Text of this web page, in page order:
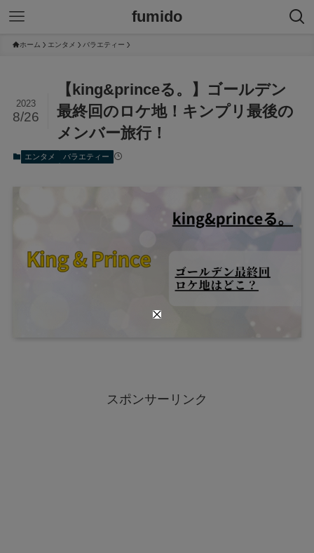
fumido
ホーム エンタメ バラエティー
【king&princeる。】ゴールデン
最終回のロケ地！キンプリ最後の
メンバー旅行！
2023
8/26
エンタメ バラエティー
スポンサーリンク